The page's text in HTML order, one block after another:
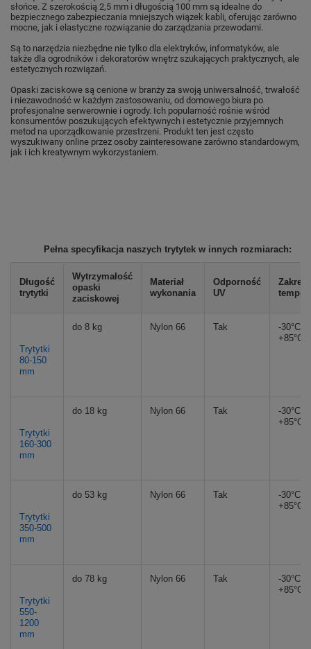
słońce. Z szerokością 2,5 mm i długością 100 mm są idealne do
bezpiecznego zabezpieczania mniejszych wiązek kabli, oferując zarówno
mocne, jak i elastyczne rozwiązanie do zarządzania przewodami.
Są to narzędzia niezbędne nie tylko dla elektryków, informatyków, ale
także dla ogrodników i dekoratorów wnętrz szukających praktycznych, ale
estetycznych rozwiązań.
Opaski zaciskowe są cenione w branży za swoją uniwersalność, trwałość
i niezawodność w każdym zastosowaniu, od domowego biura po
profesjonalne serwerownie i ogrody. Ich popularność rośnie wśród
konsumentów poszukujących efektywnych i estetycznie przyjemnych
metod na uporządkowanie przestrzeni. Produkt ten jest często
wyszukiwany online przez osoby zainteresowane zarówno standardowym,
jak i ich kreatywnym wykorzystaniem.
Pełna specyfikacja naszych trytytek w innych
Długość
trytytki
Wytrzymałość
opaski
zaciskowej
Materiał
wykonania
Odporność
UV
Zakres
Trytytki
80-150
mm
do 8 kg Nylon 66 Tak
-30°C
+85°C
Trytytki
160-300
mm
do 18 kg Nylon 66 Tak
-30°C
+85°C
Trytytki
350-500
mm
do 53 kg Nylon 66 Tak
-30°C
+85°C
Trytytki
550-
1200
mm
do 78 kg Nylon 66 Tak
-30°C
+85°C